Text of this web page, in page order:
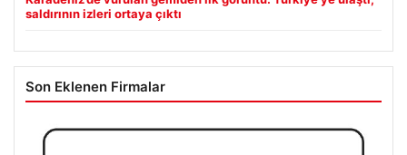
saldırının izleri ortaya çıktı
Son Eklenen Firmalar